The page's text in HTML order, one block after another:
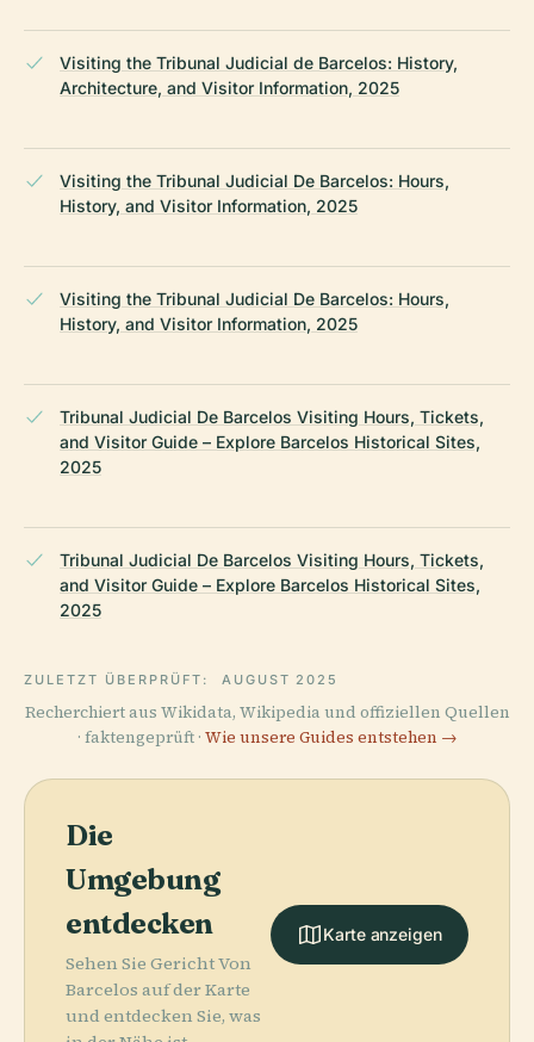
Visiting the Tribunal Judicial de Barcelos: History,
Architecture, and Visitor Information, 2025
Visiting the Tribunal Judicial De Barcelos: Hours,
History, and Visitor Information, 2025
Visiting the Tribunal Judicial De Barcelos: Hours,
History, and Visitor Information, 2025
Tribunal Judicial De Barcelos Visiting Hours, Tickets,
and Visitor Guide – Explore Barcelos Historical Sites,
2025
Tribunal Judicial De Barcelos Visiting Hours, Tickets,
and Visitor Guide – Explore Barcelos Historical Sites,
2025
ZULETZT ÜBERPRÜFT: AUGUST 2025
Recherchiert aus Wikidata, Wikipedia und offiziellen Quellen
· faktengeprüft · Wie unsere Guides entstehen →
Die
Umgebung
entdecken
Sehen Sie Gericht Von
Barcelos auf der Karte
und entdecken Sie, was
Karte anzeigen